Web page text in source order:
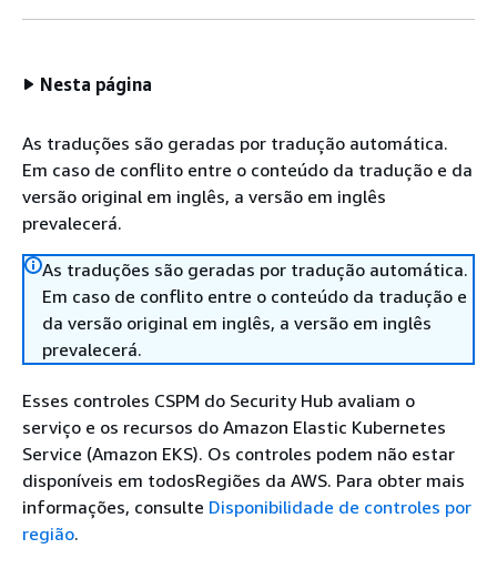
Nesta página
As traduções são geradas por tradução automática.
Em caso de conflito entre o conteúdo da tradução e da
versão original em inglês, a versão em inglês
prevalecerá.
As traduções são geradas por tradução automática.
Em caso de conflito entre o conteúdo da tradução e
da versão original em inglês, a versão em inglês
prevalecerá.
Esses controles CSPM do Security Hub avaliam o
serviço e os recursos do Amazon Elastic Kubernetes
Service (Amazon EKS). Os controles podem não estar
disponíveis em todosRegiões da AWS. Para obter mais
informações, consulte Disponibilidade de controles por
região.